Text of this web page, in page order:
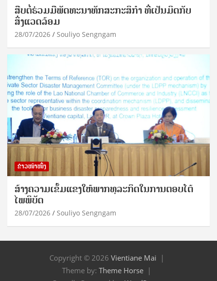
ສືບຕໍ່ຮ່ວມມືພັດທະນາທັກສະກະສິກຳ ທີ່ເປັນມິດກັບ
ສິ່ງແວດລ້ອມ
28/07/2026 Souliyo Sengngam
ຂ່າວໜ້າໜຶ່ງ
ສ້າງຄວາມເຂັ້ມແຂງໃຫ້ພາກທຸລະກິດໃນການຕອບໂຕ້
ໄພພິບັດ
28/07/2026 Souliyo Sengngam
Copyright © 2026 Vientiane Mai
Theme by: Theme Horse